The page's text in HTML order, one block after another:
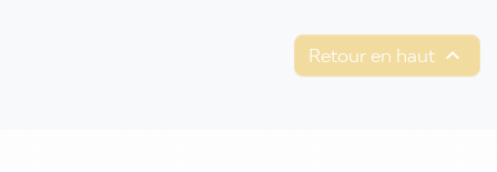
Retour en haut 